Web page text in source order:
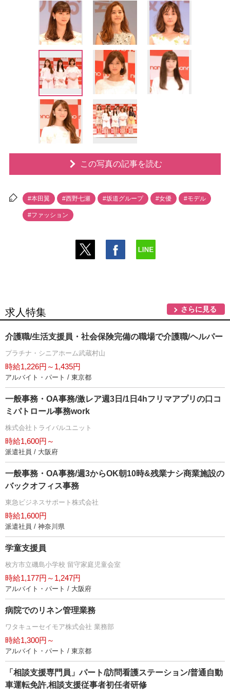
この写真の記事を読む
#本田翼 #西野七瀬 #坂道グループ #女優 #モデル
#ファッション
求人特集 さらに見る
介護職/生活支援員・社会保険完備の職場で介護職/ヘルパー
プラチナ・シニアホーム武蔵村山
時給1,226円～1,435円
アルバイト・パート / 東京都
一般事務・OA事務/激レア週3日/1日4hフリマアプリの口コ
ミパトロール事務work
株式会社トライバルユニット
時給1,600円～
派遣社員 / 大阪府
一般事務・OA事務/週3からOK朝10時&残業ナシ商業施設の
バックオフィス事務
東急ビジネスサポート株式会社
時給1,600円
派遣社員 / 神奈川県
学童支援員
枚方市立磯島小学校 留守家庭児童会室
時給1,177円～1,247円
アルバイト・パート / 大阪府
病院でのリネン管理業務
ワタキューセイモア株式会社 業務部
時給1,300円～
アルバイト・パート / 東京都
「相談支援専門員」パート/訪問看護ステーション/普通自動
車運転免許,相談支援従事者初任者研修